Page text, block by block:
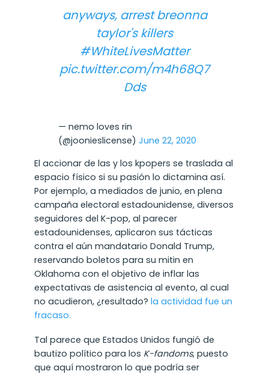
anyways, arrest breonna
taylor's killers
#WhiteLivesMatter
pic.twitter.com/m4h68Q7
Dds
— nemo loves rin
(@joonieslicense) June 22, 2020
El accionar de las y los kpopers se traslada al
espacio físico si su pasión lo dictamina así.
Por ejemplo, a mediados de junio, en plena
campaña electoral estadounidense, diversos
seguidores del K-pop, al parecer
estadounidenses, aplicaron sus tácticas
contra el aún mandatario Donald Trump,
reservando boletos para su mitin en
Oklahoma con el objetivo de inflar las
expectativas de asistencia al evento, al cual
no acudieron, ¿resultado? la actividad fue un
fracaso.
Tal parece que Estados Unidos fungió de
bautizo político para los K-fandoms, puesto
que aquí mostraron lo que podría ser